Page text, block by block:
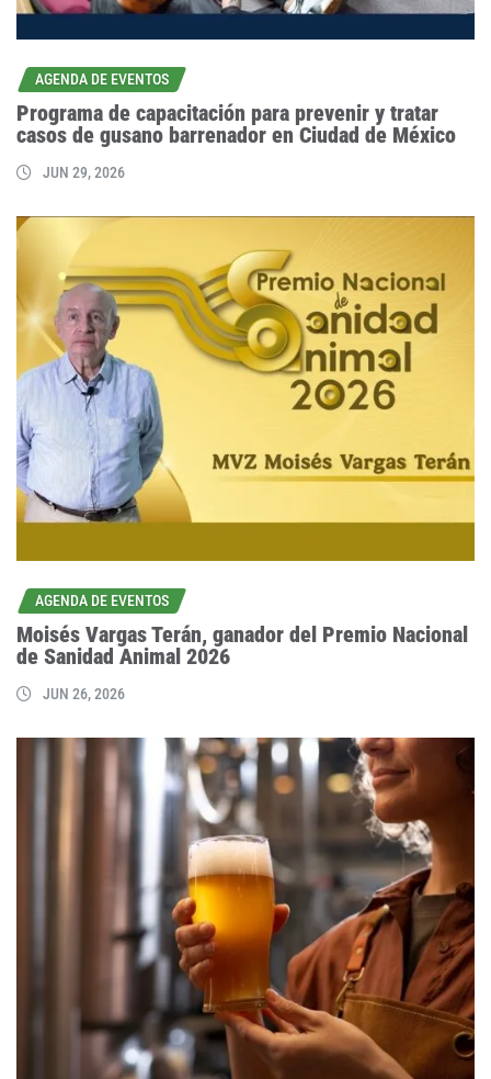
AGENDA DE EVENTOS
Programa de capacitación para prevenir y tratar
casos de gusano barrenador en Ciudad de México
JUN 29, 2026
AGENDA DE EVENTOS
Moisés Vargas Terán, ganador del Premio Nacional
de Sanidad Animal 2026
JUN 26, 2026